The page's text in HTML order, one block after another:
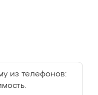
из телефонов: